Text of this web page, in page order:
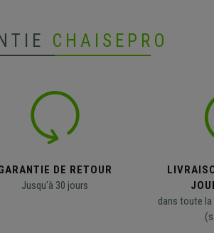
CHAISEPRO
DE RETOUR
Jusqu'à 30 jours
dans toute